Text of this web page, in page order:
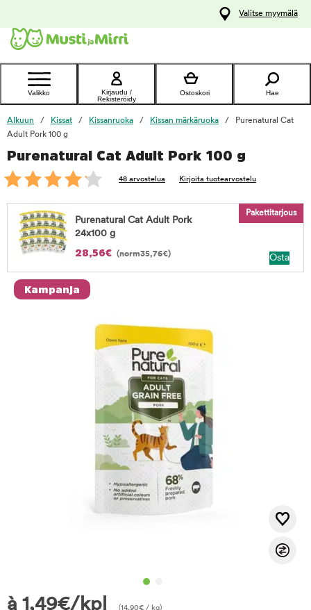
Ota yhteyttä
asiakaspalveluun
Valitse myymälä
Valikko
Kirjaudu /
Rekisteröidy
Ostoskori Hae
Alkuun Kissat Kissanruoka Kissan märkäruoka
Purenatural Cat
Adult Pork 100 g
Purenatural Cat Adult Pork 100 g
48 arvostelua Kirjoita tuotearvostelu
Purenatural Cat Adult Pork
24x100 g
28,56€ (norm35,76€) Osta
Pakettitarjous
Kampanja
à 1,49€/kpl (14,90€ / kg)
foo